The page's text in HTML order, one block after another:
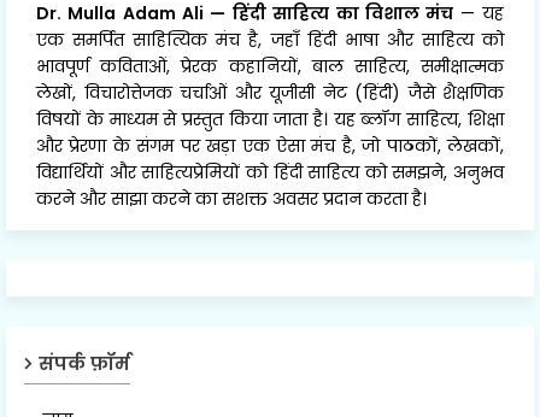
Dr. Mulla Adam Ali — हिंदी साहित्य का विशाल मंच — यह
एक समर्पित साहित्यिक मंच है, जहाँ हिंदी भाषा और साहित्य को
भावपूर्ण कविताओं, प्रेरक कहानियों, बाल साहित्य, समीक्षात्मक
लेखों, विचारोत्तेजक चर्चाओं और यूजीसी नेट (हिंदी) जैसे शैक्षणिक
विषयों के माध्यम से प्रस्तुत किया जाता है। यह ब्लॉग साहित्य, शिक्षा
और प्रेरणा के संगम पर खड़ा एक ऐसा मंच है, जो पाठकों, लेखकों,
विद्यार्थियों और साहित्यप्रेमियों को हिंदी साहित्य को समझने, अनुभव
करने और साझा करने का सशक्त अवसर प्रदान करता है।
संपर्क फ़ॉर्म